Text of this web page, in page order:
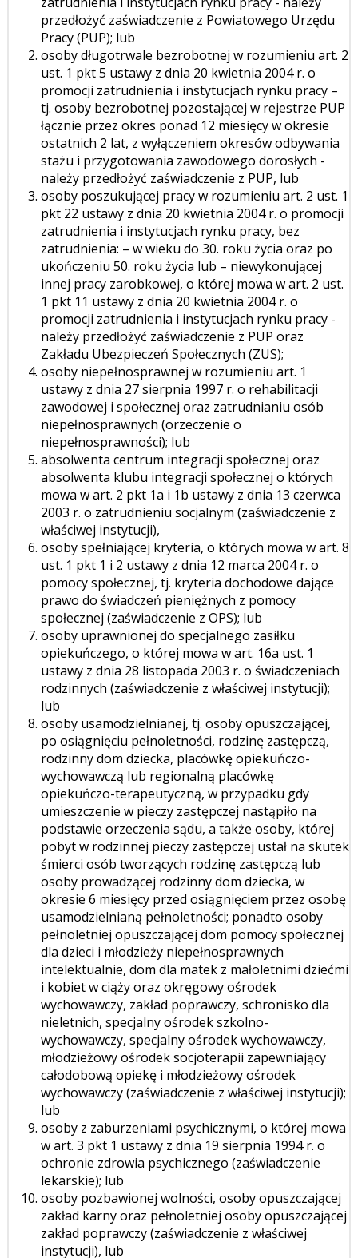
przedłożyć zaświadczenie z Powiatowego Urzędu
Pracy (PUP); lub
osoby długotrwale bezrobotnej w rozumieniu art. 2
ust. 1 pkt 5 ustawy z dnia 20 kwietnia 2004 r. o
promocji zatrudnienia i instytucjach rynku pracy –
tj. osoby bezrobotnej pozostającej w rejestrze PUP
łącznie przez okres ponad 12 miesięcy w okresie
ostatnich 2 lat, z wyłączeniem okresów odbywania
stażu i przygotowania zawodowego dorosłych -
należy przedłożyć zaświadczenie z PUP, lub
osoby poszukującej pracy w rozumieniu art. 2 ust. 1
pkt 22 ustawy z dnia 20 kwietnia 2004 r. o promocji
zatrudnienia i instytucjach rynku pracy, bez
zatrudnienia: – w wieku do 30. roku życia oraz po
ukończeniu 50. roku życia lub – niewykonującej
innej pracy zarobkowej, o której mowa w art. 2 ust.
1 pkt 11 ustawy z dnia 20 kwietnia 2004 r. o
promocji zatrudnienia i instytucjach rynku pracy -
należy przedłożyć zaświadczenie z PUP oraz
Zakładu Ubezpieczeń Społecznych (ZUS);
osoby niepełnosprawnej w rozumieniu art. 1
ustawy z dnia 27 sierpnia 1997 r. o rehabilitacji
zawodowej i społecznej oraz zatrudnianiu osób
niepełnosprawnych (orzeczenie o
niepełnosprawności); lub
absolwenta centrum integracji społecznej oraz
absolwenta klubu integracji społecznej o których
mowa w art. 2 pkt 1a i 1b ustawy z dnia 13 czerwca
2003 r. o zatrudnieniu socjalnym (zaświadczenie z
właściwej instytucji),
osoby spełniającej kryteria, o których mowa w art. 8
ust. 1 pkt 1 i 2 ustawy z dnia 12 marca 2004 r. o
pomocy społecznej, tj. kryteria dochodowe dające
prawo do świadczeń pieniężnych z pomocy
społecznej (zaświadczenie z OPS); lub
osoby uprawnionej do specjalnego zasiłku
opiekuńczego, o której mowa w art. 16a ust. 1
ustawy z dnia 28 listopada 2003 r. o świadczeniach
rodzinnych (zaświadczenie z właściwej instytucji);
lub
osoby usamodzielnianej, tj. osoby opuszczającej,
po osiągnięciu pełnoletności, rodzinę zastępczą,
rodzinny dom dziecka, placówkę opiekuńczo-
wychowawczą lub regionalną placówkę
opiekuńczo-terapeutyczną, w przypadku gdy
umieszczenie w pieczy zastępczej nastąpiło na
podstawie orzeczenia sądu, a także osoby, której
pobyt w rodzinnej pieczy zastępczej ustał na skutek
śmierci osób tworzących rodzinę zastępczą lub
osoby prowadzącej rodzinny dom dziecka, w
okresie 6 miesięcy przed osiągnięciem przez osobę
usamodzielnianą pełnoletności; ponadto osoby
pełnoletniej opuszczającej dom pomocy społecznej
dla dzieci i młodzieży niepełnosprawnych
intelektualnie, dom dla matek z małoletnimi dziećmi
i kobiet w ciąży oraz okręgowy ośrodek
wychowawczy, zakład poprawczy, schronisko dla
nieletnich, specjalny ośrodek szkolno-
wychowawczy, specjalny ośrodek wychowawczy,
młodzieżowy ośrodek socjoterapii zapewniający
całodobową opiekę i młodzieżowy ośrodek
wychowawczy (zaświadczenie z właściwej instytucji);
lub
osoby z zaburzeniami psychicznymi, o której mowa
w art. 3 pkt 1 ustawy z dnia 19 sierpnia 1994 r. o
ochronie zdrowia psychicznego (zaświadczenie
lekarskie); lub
osoby pozbawionej wolności, osoby opuszczającej
zakład karny oraz pełnoletniej osoby opuszczającej
zakład poprawczy (zaświadczenie z właściwej
instytucji), lub